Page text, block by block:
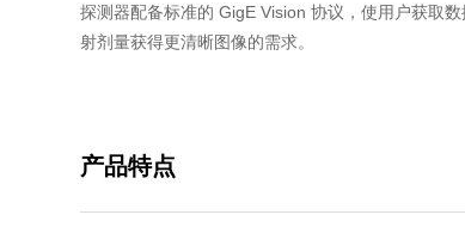
探测器配备标准的 GigE Vision 协议，使用户获取
射剂量获得更清晰图像的需求。
产品特点